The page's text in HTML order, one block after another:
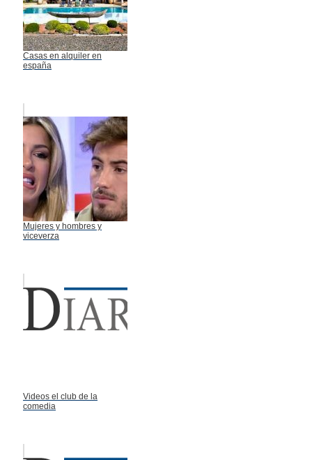
Casas en alquiler en
españa
Mujeres y hombres y
viceverza
Videos el club de la
comedia